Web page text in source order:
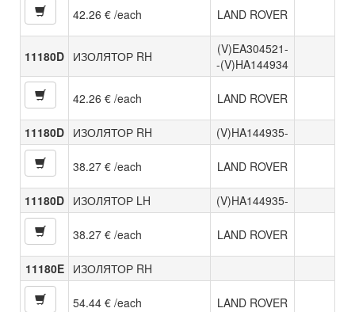
42.26 € /each LAND ROVER
11180D ИЗОЛЯТОР RH
(V)EA304521-
-(V)HA144934
42.26 € /each LAND ROVER
11180D ИЗОЛЯТОР RH (V)HA144935-
38.27 € /each LAND ROVER
11180D ИЗОЛЯТОР LH (V)HA144935-
38.27 € /each LAND ROVER
11180E ИЗОЛЯТОР RH
54.44 € /each LAND ROVER